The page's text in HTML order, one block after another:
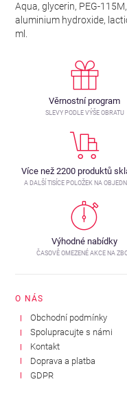
Aqua, glycerin, PEG-
aluminium hydroxide,
ml.
Věrnostní program
SLEVY PODLE VÝŠE OBRATU
Více než 2200 produktů
A DALŠÍ TISÍCE POLOŽEK NA
Výhodné nabídky
ČASOVĚ OMEZENÉ AKCE NA
O NÁS
Obchodní podmínky
Spolupracujte s námi
Kontakt
Doprava a platba
GDPR